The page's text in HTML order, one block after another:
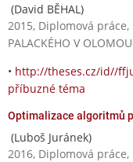
(David BĚHAL)
2015, Diplomová
PALACKÉHO V
• http://theses.cz/id//
příbuzné téma
Optimalizace algoritmů
(Luboš Juránek)
2016, Diplomová